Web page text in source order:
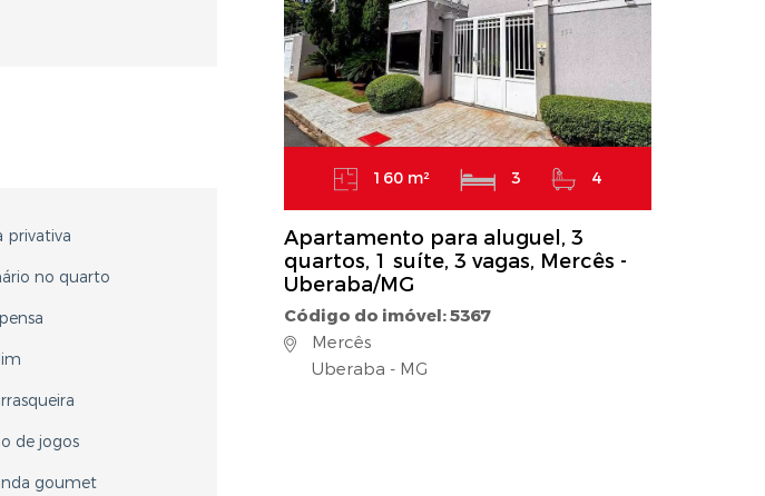
privativa
no quarto
de jogos
goumet
160 m² 3 4
Apartamento para aluguel, 3
quartos, 1 suíte, 3 vagas, Mercês -
Uberaba/MG
Código do imóvel: 5367
Mercês
Uberaba - MG